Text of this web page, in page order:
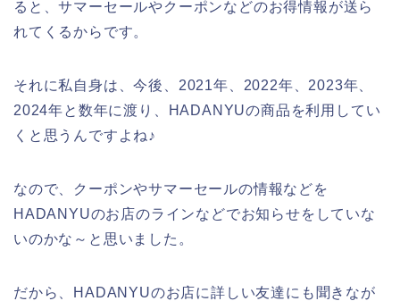
ると、サマーセールやクーポンなどのお得情報が送ら
れてくるからです。
それに私自身は、今後、2021年、2022年、2023年、
2024年と数年に渡り、HADANYUの商品を利用してい
くと思うんですよね♪
なので、クーポンやサマーセールの情報などを
HADANYUのお店のラインなどでお知らせをしていな
いのかな～と思いました。
だから、HADANYUのお店に詳しい友達にも聞きなが